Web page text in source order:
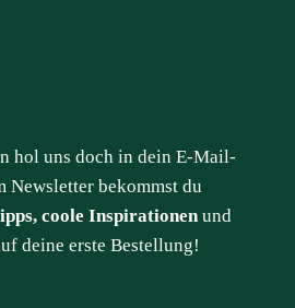
hol uns doch in dein E-Mail-
Newsletter bekommst du
coole Inspirationenund
deine erste Bestellung!